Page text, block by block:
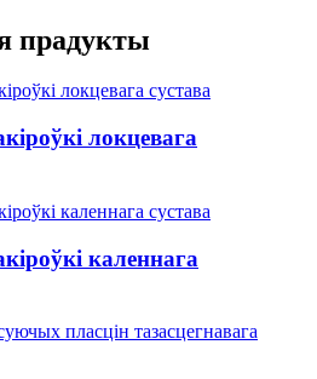
прадукты
локцевага
каленнага